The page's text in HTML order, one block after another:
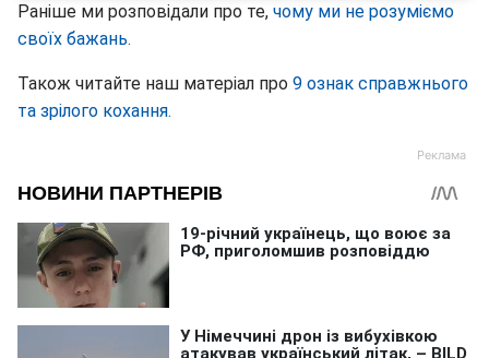
Раніше ми розповідали про те, чому ми не розуміємо
своїх бажань.
Також читайте наш матеріал про 9 ознак справжнього
та зрілого кохання.